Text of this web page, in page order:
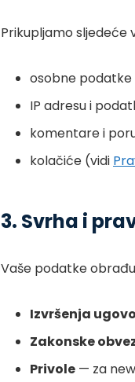
Prikupljamo sljedeće
osobne podatke
IP adresu i
komentare i
kolačiće (vidi
3. Svrha i
Vaše podatke
Izvršenja
Zakonske
Privole — za